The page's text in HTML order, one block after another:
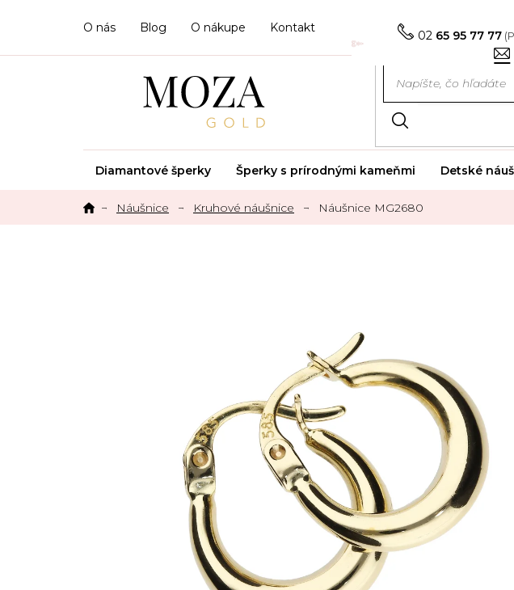
02 65 95 77 77
O nás Blog O nákupe Kontakt
Diamantové šperky Šperky s prírodnými kameňmi Detské
Náušnice Kruhové náušnice Náušnice MG2680